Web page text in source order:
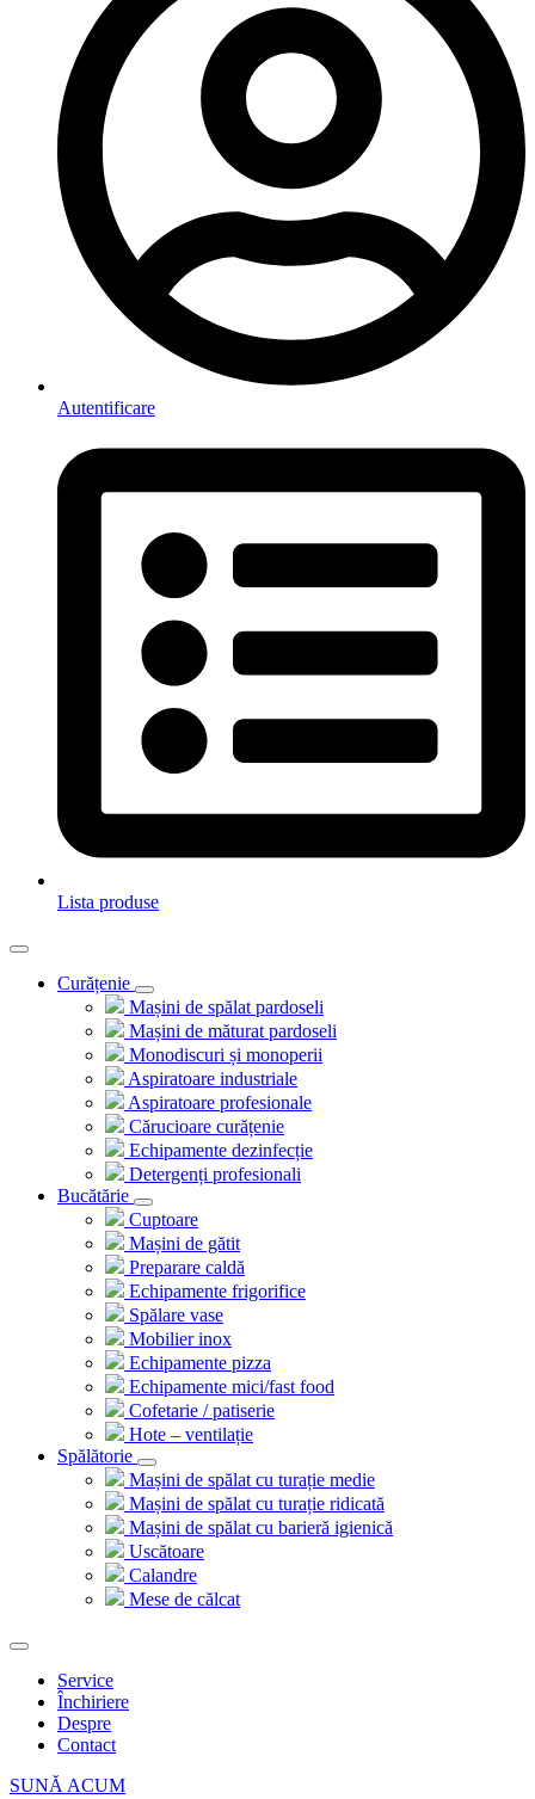
Autentificare
Lista produse
Curățenie
Mașini de spălat pardoseli
Mașini de măturat pardoseli
Monodiscuri și monoperii
Aspiratoare industriale
Aspiratoare profesionale
Cărucioare curățenie
Echipamente dezinfecție
Detergenți profesionali
Bucătărie
Cuptoare
Mașini de gătit
Preparare caldă
Echipamente frigorifice
Spălare vase
Mobilier inox
Echipamente pizza
Echipamente mici/fast food
Cofetarie / patiserie
Hote – ventilație
Spălătorie
Mașini de spălat cu turație medie
Mașini de spălat cu turație ridicată
Mașini de spălat cu barieră igienică
Uscătoare
Calandre
Mese de călcat
Service
Închiriere
Despre
Contact
SUNĂ ACUM